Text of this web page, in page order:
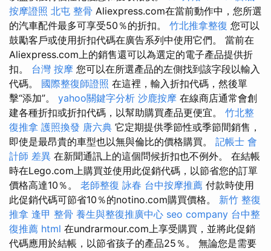
按摩證照 北屯 整骨 Aliexpress.com在當前動作中，您所選
的汽車配件最多可享受50％的折扣。 竹北推拿整復 您可以
鼓勵客戶或使用折扣代碼在廣告系列中使用它們。 當前在
Aliexpress.com上的銷售還可以為選定的電子產品提供折
扣。 台灣 按摩 您可以在所選產品的左側找到該字段以輸入
代碼。 國際整復師證照 在這裡，輸入折扣代碼，然後單
擊“添加”。 yahoo關鍵字分析 沙鹿按摩 在線商店通常會創
建各種折扣或折扣代碼，以幫助購買產品更便宜。 竹北整
復推拿 護照換發 唐六典 它定期提供季節性或季節間銷售，
即使是最昂貴的車型也以無與倫比的價格購買。 記帳士 會
計師 差異 在新聞通訊上的這個問候折扣也不例外。 在結帳
時在Lego.com上購買並使用此促銷代碼，以節省您的訂單
價格高達10％。 老師整復 詠春 台中按摩推薦 付款時使用
此促銷代碼可節省10％的notino.com購買價格。 新竹 整復
推拿 逢甲 整骨 養生與整復推廣中心 seo company 台中整
復推薦 html 在undrarmour.com上享受購買，並將此促銷
代碼應用於結帳，以節省孩子的產品25％。 無論您是需要